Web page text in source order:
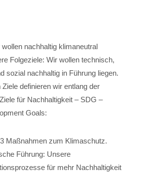
nachhaltig klimaneutral
Folgeziele: Wir wollen technisch,
sozial nachhaltig in Führung liegen.
definieren wir entlang der
für Nachhaltigkeit – SDG –
Goals:
Maßnahmen zum Klimaschutz.
Führung: Unsere
für mehr Nachhaltigkeit